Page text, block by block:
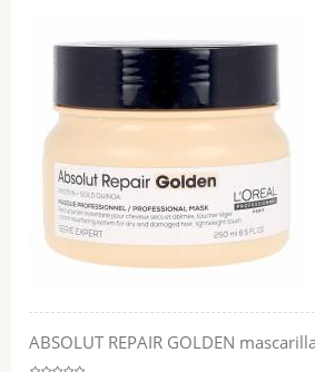
ABSOLUT REPAIR GOLDEN